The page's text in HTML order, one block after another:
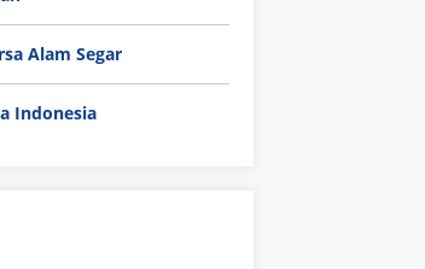
Alam Segar
Indonesia